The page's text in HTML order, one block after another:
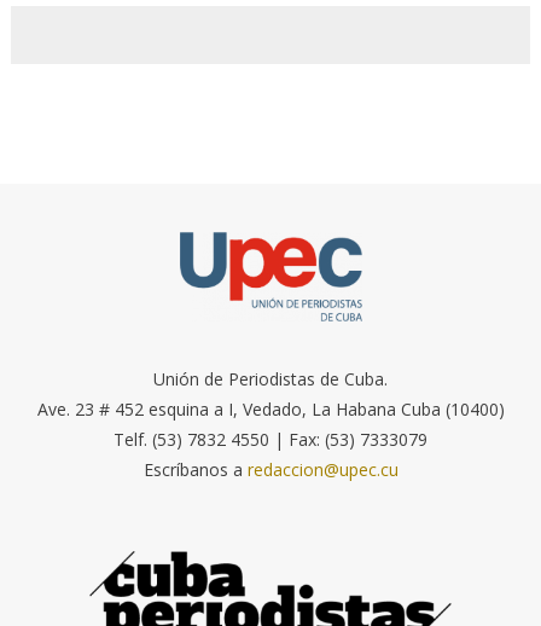
Unión de Periodistas de Cuba.
Ave. 23 # 452 esquina a I, Vedado, La Habana Cuba (10400)
Telf. (53) 7832 4550 | Fax: (53) 7333079
Escríbanos a redaccion@upec.cu